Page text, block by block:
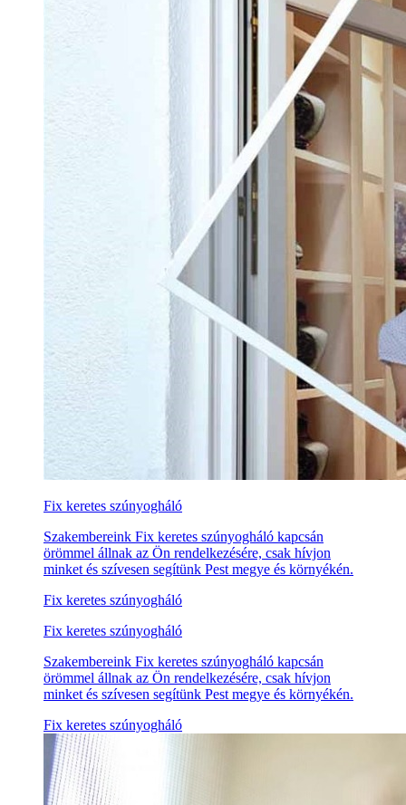
Fix keretes szúnyogháló
Szakembereink Fix keretes szúnyogháló kapcsán
örömmel állnak az Ön rendelkezésére, csak hívjon
minket és szívesen segítünk Pest megye és környékén.
Fix keretes szúnyogháló
Fix keretes szúnyogháló
Szakembereink Fix keretes szúnyogháló kapcsán
örömmel állnak az Ön rendelkezésére, csak hívjon
minket és szívesen segítünk Pest megye és környékén.
Fix keretes szúnyogháló